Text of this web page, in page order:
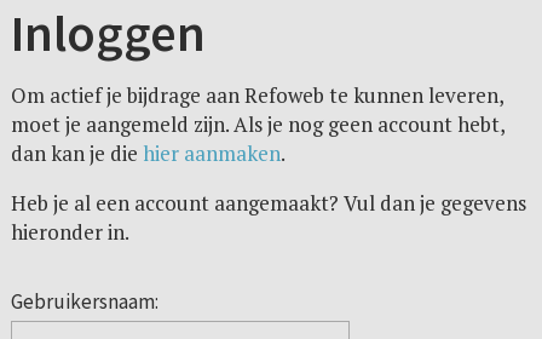
Inloggen
Om actief je bijdrage aan Refoweb te kunnen leveren,
moet je aangemeld zijn. Als je nog geen account hebt,
dan kan je die hier aanmaken.
Heb je al een account aangemaakt? Vul dan je gegevens
hieronder in.
Gebruikersnaam: